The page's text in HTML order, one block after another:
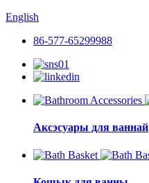
English
86-577-65299988
Аксэсуары для ваннай